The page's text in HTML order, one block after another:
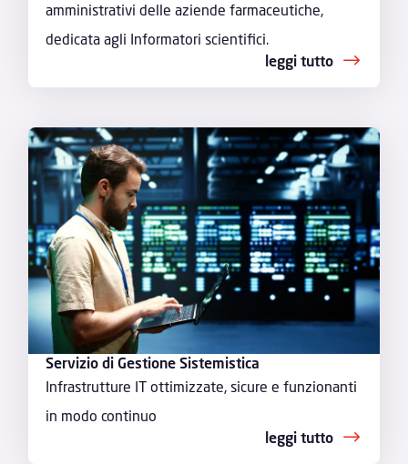
amministrativi delle aziende farmaceutiche,
dedicata agli Informatori scientifici.
leggi tutto
Servizio di Gestione Sistemistica
Infrastrutture IT ottimizzate, sicure e funzionanti
in modo continuo
leggi tutto